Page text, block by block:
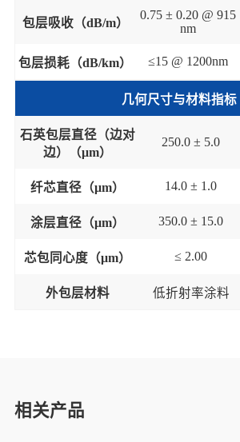
包层吸收（dB/m）
0.75± 0.20 @ 915
nm
包层损耗 （dB/km） ≤15 @ 1200nm
几何尺寸与材料指标
石英包层直径（边对
边）（μm）
250.0 ± 5.0
纤芯直径（μm） 14.0 ± 1.0
涂层直径（μm） 350.0 ± 15.0
芯包同心度（μm） ≤ 2.00
外包层材料 低折射率涂料
相关产品